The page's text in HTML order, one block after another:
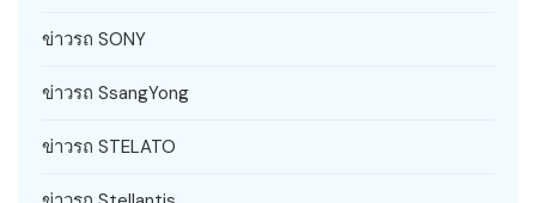
ข่าวรถ SONY
ข่าวรถ SsangYong
ข่าวรถ STELATO